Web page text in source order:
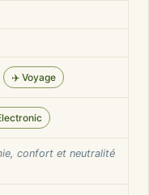
✈️ Voyage
confort et neutralité